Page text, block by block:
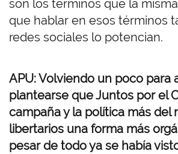
son los términos que la
que hablar en esos términos
redes sociales lo potencian.
APU: Volviendo un poco para
plantearse que Juntos por el
campaña y la política más del
libertarios una forma más
pesar de todo ya se había